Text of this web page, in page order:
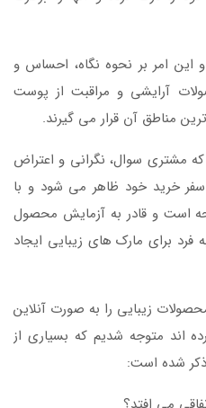
امر بر نحوه نگاه، احساس و
آرایشی و مراقبت از پوست
مناطق آن قرار می گیرند.
مشتری سوال، نگرانی و اعتراض
خرید خود ظاهر می شود و با
است و قادر به آزمایش محصول
برای مارک های زیبایی ایجاد
زیبایی را به صورت آنلاین
اند متوجه شدیم که بسیاری از
ذکر شده است: